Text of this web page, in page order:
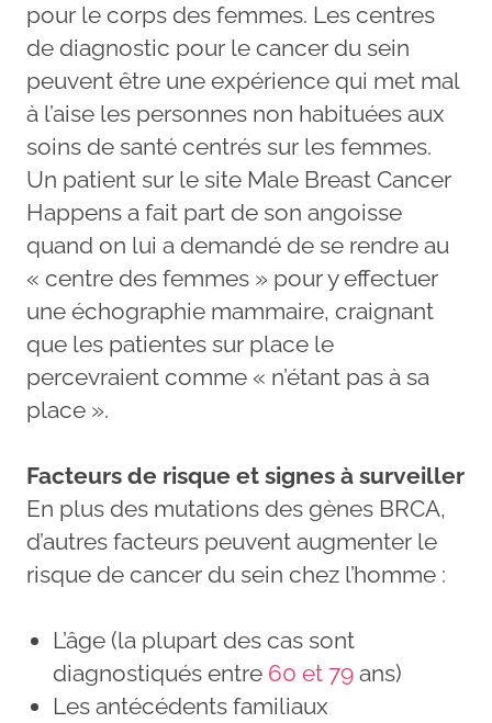
pour le corps des femmes. Les centres
de diagnostic pour le cancer du sein
peuvent être une expérience qui met mal
à l’aise les personnes non habituées aux
soins de santé centrés sur les femmes.
Un patient sur le site Male Breast Cancer
Happens a fait part de son angoisse
quand on lui a demandé de se rendre au
« centre des femmes » pour y effectuer
une échographie mammaire, craignant
que les patientes sur place le
percevraient comme « n’étant pas à sa
place ».
Facteurs de risque et signes à surveiller
En plus des mutations des gènes BRCA,
d’autres facteurs peuvent augmenter le
risque de cancer du sein chez l’homme :
L’âge (la plupart des cas sont
diagnostiqués entre 60 et 79 ans)
Les antécédents familiaux